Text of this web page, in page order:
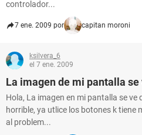
controlador...
7 ene. 2009 por capitan moroni
ksilvera_6
el 7 ene. 2009
La imagen de mi pantalla
Hola, La imagen en mi pantalla se ve
horrible, ya utlice los botones k tiene
al problem...